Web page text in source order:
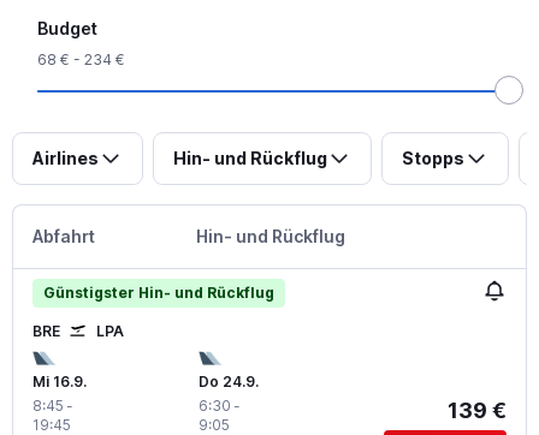
Budget
68 € - 234 €
Airlines Hin- und Rückflug Stopps
Abfahrt Hin- und Rückflug
Günstigster Hin- und Rückflug
BRE LPA
Mi 16.9.
8:45 -
19:45
Do 24.9.
6:30 -
9:05
139 €